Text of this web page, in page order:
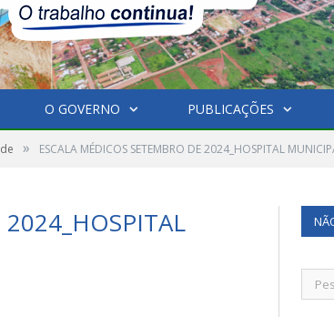
O GOVERNO PUBLICAÇÕES
» ESCALA MÉDICOS SETEMBRO DE 2024_HOSPITAL
2024_HOSPITAL